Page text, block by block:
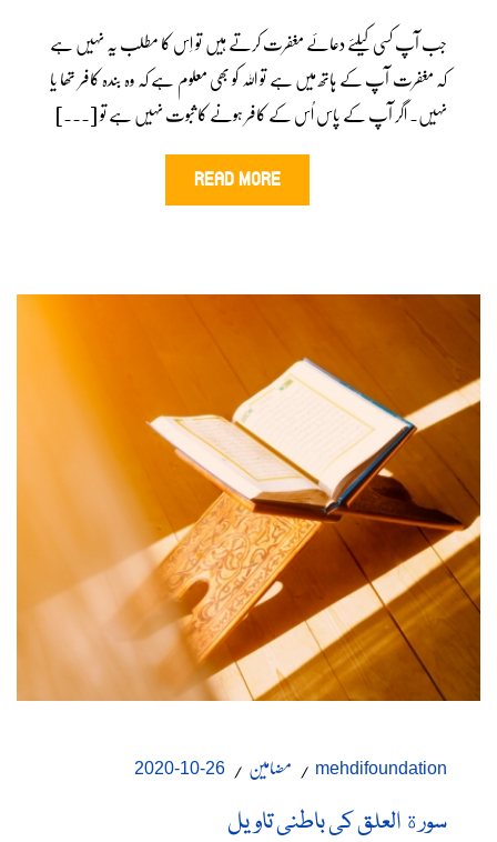
جب آپ کسی کیلئے دعائے مغفرت کرتے ہیں تو اِس کا مطلب یہ نہیں ہے
کہ مغفرت آپ کے ہاتھ میں ہے تو اللہ کو بھی معلوم ہے کہ وہ بندہ کافر تھا یا
نہیں۔ اگر آپ کے پاس اُس کے کافر ہونے کا ثبوت نہیں ہے تو [...]
READ MORE
mehdifoundation مضامین 26-10-2020
سورة العلق کی باطنی تاویل